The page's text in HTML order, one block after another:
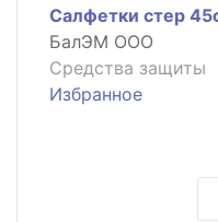
Салфетки стер
БалЭМ ООО
Средства защиты
Избранное